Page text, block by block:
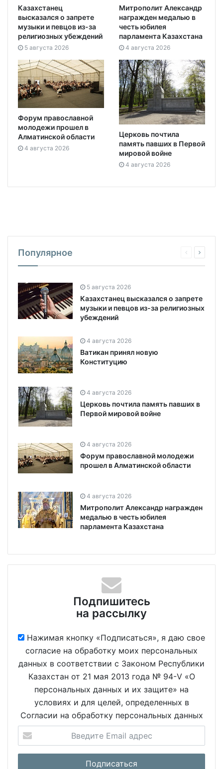
Казахстанец
высказался о запрете
музыки и певцов из-за
религиозных убеждений
5 августа 2026
Митрополит Александр
награжден медалью в
честь юбилея
парламента Казахстана
4 августа 2026
Форум православной
молодежи прошел в
Алматинской области
4 августа 2026
Церковь почтила
память павших в Первой
мировой войне
4 августа 2026
Популярное
5 августа 2026
Казахстанец высказался о запрете
музыки и певцов из-за религиозных
убеждений
4 августа 2026
Ватикан принял новую
Конституцию
4 августа 2026
Церковь почтила память павших в
Первой мировой войне
4 августа 2026
Форум православной молодежи
прошел в Алматинской области
4 августа 2026
Митрополит Александр награжден
медалью в честь юбилея
парламента Казахстана
Подпишитесь
на рассылку
Нажимая кнопку «Подписаться», я даю свое
согласие на обработку моих персональных
данных в соответствии с Законом Республики
Казахстан от 21 мая 2013 года № 94-V «О
персональных данных и их защите» на
условиях и для целей, определенных в
Согласии на обработку персональных данных